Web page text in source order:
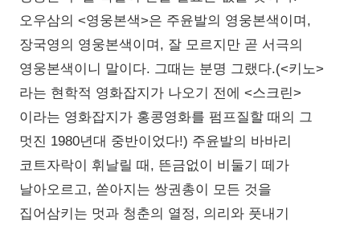
오우삼의 <영웅본색>은 주윤발의 영웅본색이며,
장국영의 영웅본색이며, 잘 모르지만 곧 서극의
영웅본색이니 말이다. 그때는 분명 그랬다.(<키노>
라는 현학적 영화잡지가 나오기 전에 <스크린>
이라는 영화잡지가 홍콩영화를 펌프질할 때의 그
멋진 1980년대 중반이었다!) 주윤발의 바바리
코트자락이 휘날릴 때, 뜬금없이 비둘기 떼가
날아오르고, 쏟아지는 쌍권총이 모든 것을
집어삼키는 멋과 청춘의 열정, 의리와 풋내기